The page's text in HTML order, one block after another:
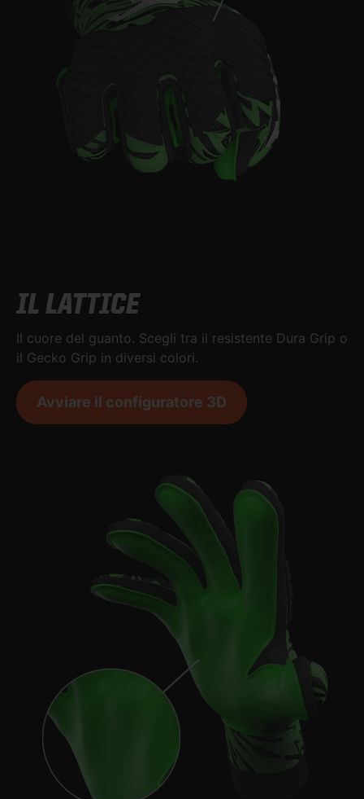
IL LATTICE
Il cuore del guanto. Scegli tra il resistente Dura Grip o
il Gecko Grip in diversi colori.
Avviare il configuratore 3D